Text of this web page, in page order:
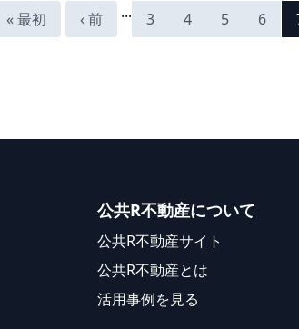
« 最初 ‹ 前 ... 3 4 5 6
公共R不動産について
公共R不動産サイト
公共R不動産とは
活用事例を見る